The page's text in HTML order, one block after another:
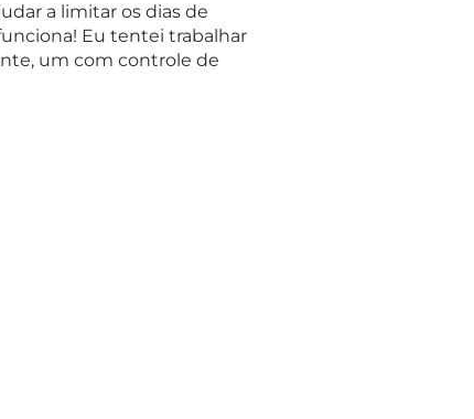
a limitar os dias de
Eu tentei trabalhar
um com controle de